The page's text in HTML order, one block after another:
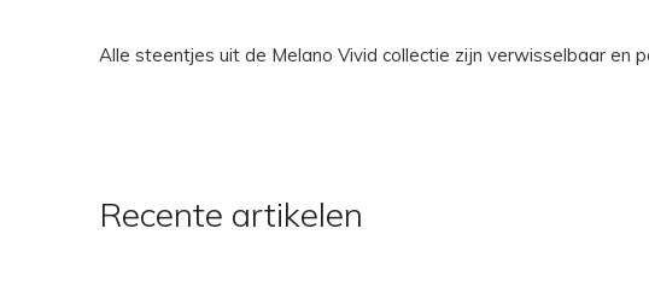
Alle steentjes uit de Melano Vivid collectie zijn verwisselbaar en
Recente artikelen